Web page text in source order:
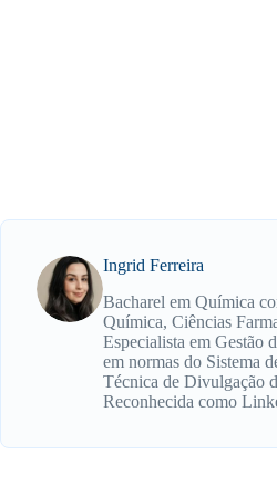
Ingrid Ferreira
Bacharel em Química
Química, Ciências
Especialista em Gestão
em normas do Sistema
Técnica de Divulgação
Reconhecida como